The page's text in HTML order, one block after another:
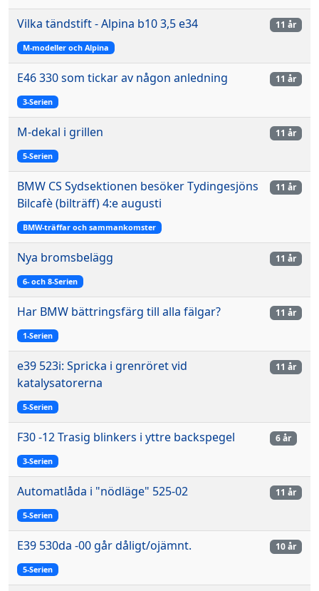
Vilka tändstift - Alpina b10 3,5 e34
M-modeller och Alpina
11 år
E46 330 som tickar av någon anledning
3-Serien
11 år
M-dekal i grillen
5-Serien
11 år
BMW CS Sydsektionen besöker Tydingesjöns
Bilcafè (bilträff) 4:e augusti
BMW-träffar och sammankomster
11 år
Nya bromsbelägg
6- och 8-Serien
11 år
Har BMW bättringsfärg till alla fälgar?
1-Serien
11 år
e39 523i: Spricka i grenröret vid
katalysatorerna
5-Serien
11 år
F30 -12 Trasig blinkers i yttre backspegel
3-Serien
6 år
Automatlåda i "nödläge" 525-02
5-Serien
11 år
E39 530da -00 går dåligt/ojämnt.
5-Serien
10 år